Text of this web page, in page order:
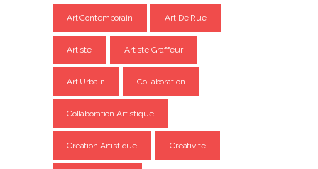
Art Contemporain Art De Rue
Artiste Artiste Graffeur
Art Urbain Collaboration
Collaboration Artistique
Création Artistique Créativité